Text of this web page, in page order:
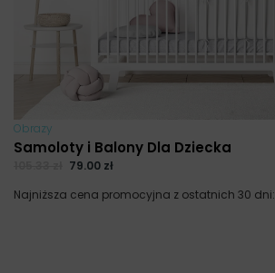
Obrazy
Samoloty i Balony Dla Dziecka
79.00 zł
Najniższa cena promocyjna z ostatnich 30 dni: